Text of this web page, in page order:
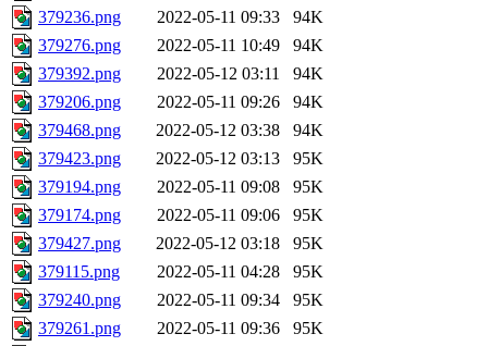
379236.png
2022-05-11 09:33
94K
379276.png
2022-05-11 10:49
94K
379392.png
2022-05-12 03:11
94K
379206.png
2022-05-11 09:26
94K
379468.png
2022-05-12 03:38
94K
379423.png
2022-05-12 03:13
95K
379194.png
2022-05-11 09:08
95K
379174.png
2022-05-11 09:06
95K
379427.png
2022-05-12 03:18
95K
379115.png
2022-05-11 04:28
95K
379240.png
2022-05-11 09:34
95K
379261.png
2022-05-11 09:36 95K